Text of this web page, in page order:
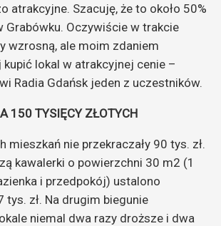
atrakcyjne. Szacuję, że to około 50%
Grabówku. Oczywiście w trakcie
wzrosną, ale moim zdaniem
lokal w atrakcyjnej cenie –
Radia Gdańsk jeden z uczestników.
150 TYSIĘCY ZŁOTYCH
mieszkań nie przekraczały 90 tys. zł.
kawalerki o powierzchni 30 m2 (1
i przedpokój) ustalono
tys. zł. Na drugim biegunie
niemal dwa razy droższe i dwa